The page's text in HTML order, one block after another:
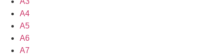
A4
A5
A6
A7